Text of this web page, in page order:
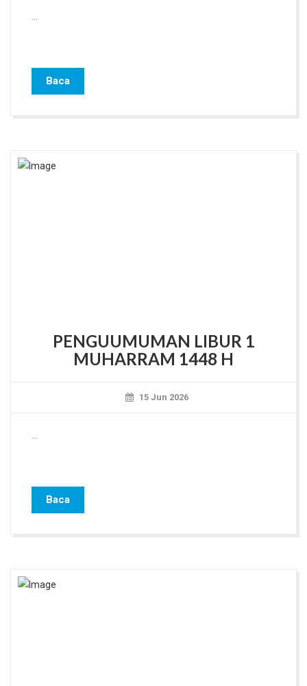
...
Baca
PENGUUMUMAN LIBUR 1
MUHARRAM 1448 H
15 Jun 2026
...
Baca